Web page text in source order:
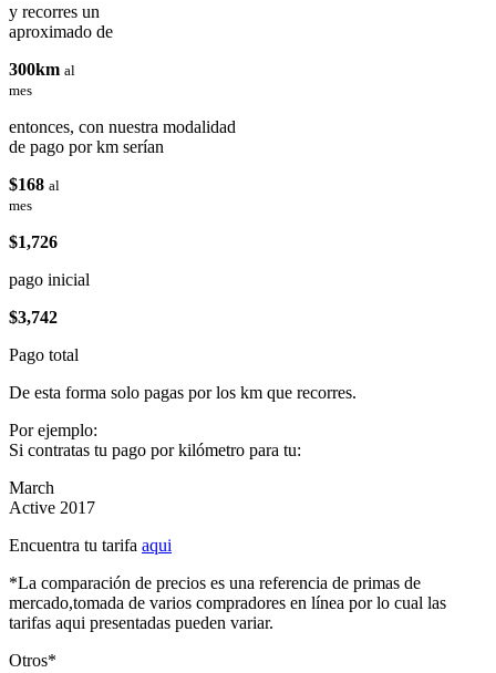
y recorres un
aproximado de
300km al
mes
entonces, con nuestra modalidad
de pago por km serían
$168 al
mes
$1,726
pago inicial
$3,742
Pago total
De esta forma solo pagas por los km que recorres.
Por ejemplo:
Si contratas tu pago por kilómetro para tu:
March
Active 2017
Encuentra tu tarifa aqui
*La comparación de precios es una referencia de primas de
mercado,tomada de varios compradores en línea por lo cual las
tarifas aqui presentadas pueden variar.
Otros*